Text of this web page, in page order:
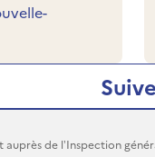
de l’Inspection